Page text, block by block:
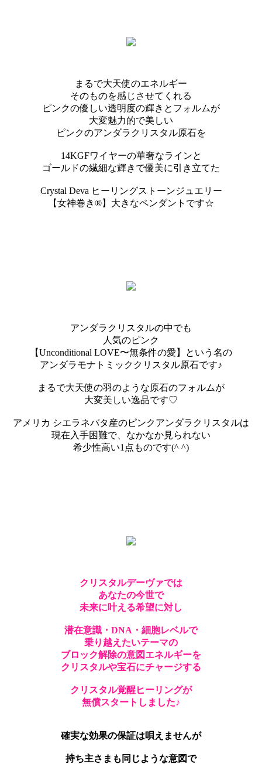
まるで大天使のエネルギー
そのものを感じさせてくれる
ピンクの優しい透明度の輝きとフォルムが
大変魅力的で美しい
ピンクのアンダラクリスタル原石を
14KGFワイヤーの華奢なラインと
ゴールドの繊細な輝きで優美に引き立てた
Crystal Deva ヒーリングストーンジュエリー
【女神巻き®】大きなペンダントです☆
アンダラクリスタルの中でも
人気のピンク
【Unconditional LOVE〜無条件の愛】という名の
アンダラモナトミッククリスタル原石です♪
まるで大天使の羽のような原石のフォルムが
大変美しい逸品です♡
アメリカ シエラネバタ産のピンクアンダラクリスタルは
現在入手困難で、なかなか見られない
希少性高い1点ものです(^ ^)
クリスタルデーヴァでは
あなたの今世で
未来に叶える希望に対し
潜在意識・DNA・細胞レベルで
乗り越えたいテーマの
ブロック解除の意図エネルギーを
クリスタルや宝石にチャージする
クリスタル覚醒ヒーリングが
無償スタートしました♪
確実な効果の保証は唄えませんが
持ち主さまも同じような意図で